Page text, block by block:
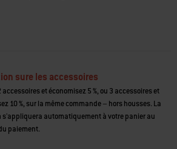
qui conserve sa tendresse et ses
sure les accessoires
accessoires et économisez 5 %, ou 3 accessoires et
10 %, sur la même commande – hors housses. La
s'appliquera automatiquement à votre panier au
paiement.